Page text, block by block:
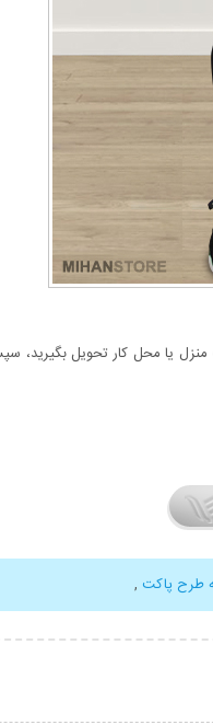
یا محل کار تحویل بگیرید،
طرح پاکت ,